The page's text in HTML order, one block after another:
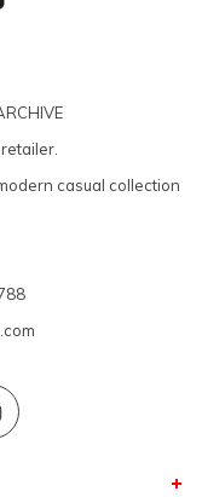
casual collection